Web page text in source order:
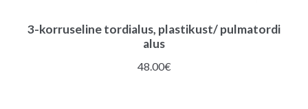
3-korruseline tordialus, plastikust/ pulmatordi
alus
48.00€